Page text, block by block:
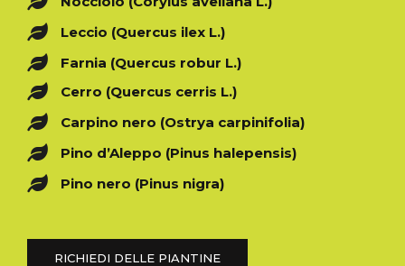
Leccio (Quercus ilex L.)
Farnia (Quercus robur L.)
Cerro (Quercus cerris L.)
Carpino nero (Ostrya carpinifolia)
Pino d’Aleppo (Pinus halepensis)
Pino nero (Pinus nigra)
RICHIEDI DELLE PIANTINE